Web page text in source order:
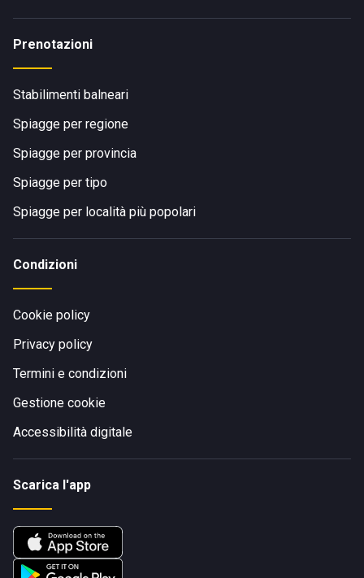
Prenotazioni
Stabilimenti balneari
Spiagge per regione
Spiagge per provincia
Spiagge per tipo
Spiagge per località più popolari
Condizioni
Cookie policy
Privacy policy
Termini e condizioni
Gestione cookie
Accessibilità digitale
Scarica l'app